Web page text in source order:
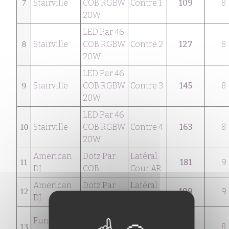
7 Stairville
COB RGBW
20W
Contre 1 109 8
8 Stairville
LED Par 46
COB RGBW
20W
Contre 2 127 8
9 Stairville
LED Par 46
COB RGBW
20W
Contre 3 145 8
10 Stairville
LED Par 46
COB RGBW
20W
Contre 4 163 8
11
American
DJ
Dotz Par
COB
Latéral
Cour AR
181 9
12
American
DJ
Dotz Par
Latéral
199 9
13
Fun
12x1W
scène
8